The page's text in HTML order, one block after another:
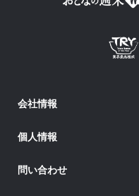
会社情報
個人情報
問い合わせ